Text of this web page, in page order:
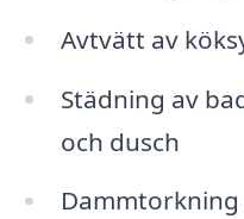
Avtvätt av
Städning av
och dusch